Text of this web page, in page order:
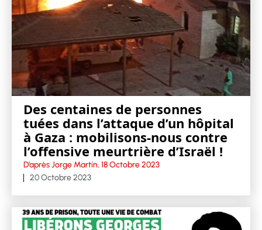
Des centaines de personnes
tuées dans l’attaque d’un hôpital
à Gaza : mobilisons-nous contre
l’offensive meurtrière d’Israël !
D’après Jorge Martín, 18 Octobre 2023
20 Octobre 2023